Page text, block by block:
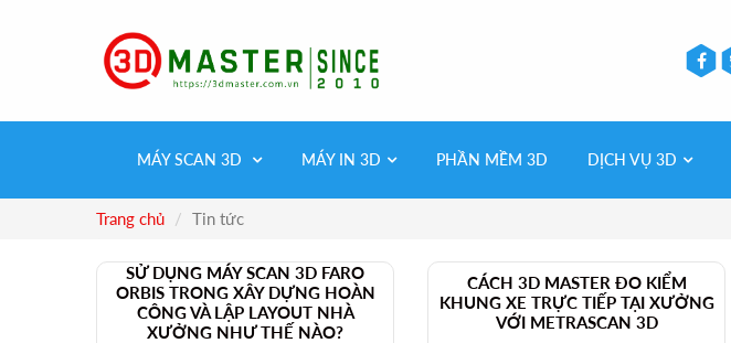
MÁY SCAN 3D MÁY IN 3D PHẦN MỀM 3D DỊCH VỤ 3D
Trang chủ Tin tức
SỬ DỤNG MÁY SCAN 3D FARO
ORBIS TRONG XÂY DỰNG HOÀN
CÔNG VÀ LẬP LAYOUT NHÀ
XƯỞNG NHƯ THẾ NÀO?
CÁCH 3D MASTER ĐO KIỂM
KHUNG XE TRỰC TIẾP TẠI XƯỞNG
VỚI METRASCAN 3D